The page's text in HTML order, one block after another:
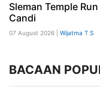
Sleman Temple
Candi
07 August 2026 | Wijatma T S
BACAAN